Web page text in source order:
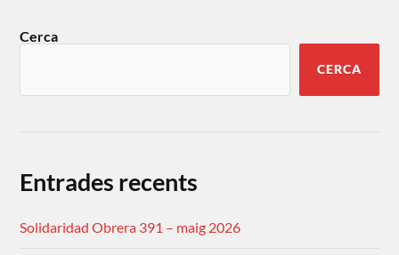
Cerca
CERCA
Entrades recents
Solidaridad Obrera 391 – maig 2026